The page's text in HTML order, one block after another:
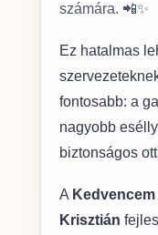
számára. 📲✨
Ez hatalmas
fontosabb: a
nagyobb
biztonságos
A
Krisztián